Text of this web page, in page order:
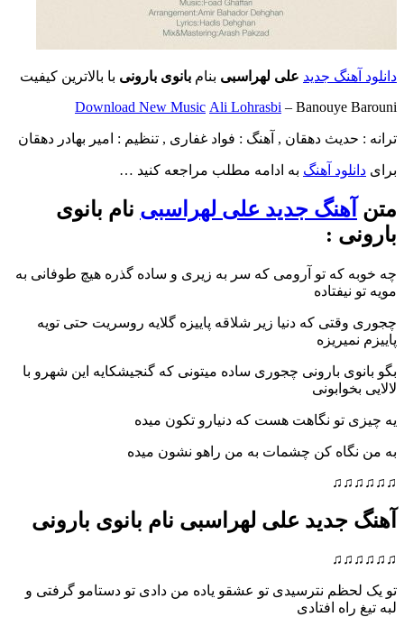
دانلود آهنگ جدید علی لهراسبی بنام بانوی بارونی با بالاترین کیفیت
Download New Music Ali Lohrasbi – Banouye Barouni
ترانه : حدیث دهقان , آهنگ : فواد غفاری , تنظیم : امیر بهادر دهقان
برای دانلود آهنگ به ادامه مطلب مراجعه کنید …
متن آهنگ جدید علی لهراسبی نام بانوی
بارونی :
چه خوبه که تو آرومی که سر به زیری و ساده گذره هیچ طوفانی به
مویه تو نیفتاده
چجوری وقتی که دنیا زیر شلاقه پاییزه گلایه روسریت حتی تویه
پاییزم نمیریزه
بگو بانوی بارونی چجوری ساده میتونی که گنجیشکایه این شهرو با
لالایی بخوابونی
یه چیزی تو نگاهت هست که دنیارو تکون میده
به من نگاه کن چشمات به من راهو نشون میده
♫♫♫♫♫♫
آهنگ جدید علی لهراسبی نام بانوی بارونی
♫♫♫♫♫♫
تو یک لحظم نترسیدی تو عشقو یاده من دادی تو دستامو گرفتی و
لبه تیغ راه افتادی